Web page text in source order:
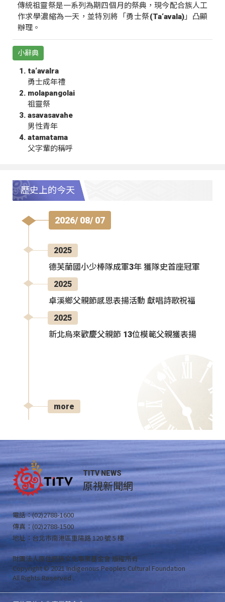
傳統祖靈祭是一系列為期四個月的祭典，現今配合族人工
作求學濃縮為一天，並特別將「勇士祭(Ta‘avala)」凸顯
辦理。
小辭典
ta‘avalra
勇士成年禮
molapangolai
祖靈祭
asavasavahe
男性青年
atamatama
父字輩的稱呼
歷史上的今天
2026/ 08/ 07
2025
德芙蘭國小少棒隊成軍3年 獲隊史首座冠軍
2025
卓溪鄉父親節感恩表揚活動 獻唱詩歌祝福
2025
新北烏來歡慶父親節 13位模範父親獲表揚
more
TITV NEWS
原視新聞網
電話：(02)2788-1600
傳真：(02)2788-1500
地址：台北市南港區重陽路 120 號 5 樓
財團法人原住民族文化事業基金會 版權所有
Copyright © 2021 Indigenous Peoples Cultural Foundation
All Rights Reserved .